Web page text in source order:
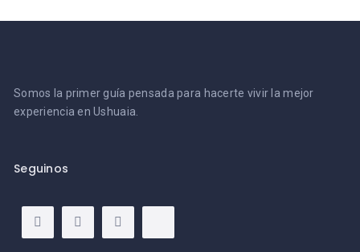
Somos la primer guía pensada para hacerte vivir la mejor
experiencia en Ushuaia.
Seguinos